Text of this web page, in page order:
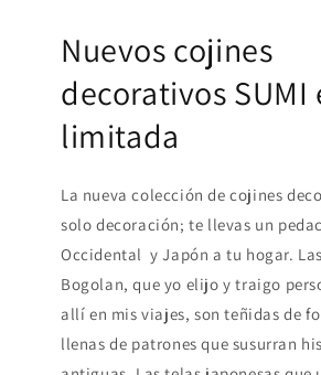
Nuevos cojines
decorativos SUMI
limitada
La nueva colección de cojines
solo decoración; te llevas un
Occidental y Japón a tu hogar.
Bogolan, que yo elijo y traigo
allí en mis viajes, son teñidas de
llenas de patrones que susurran